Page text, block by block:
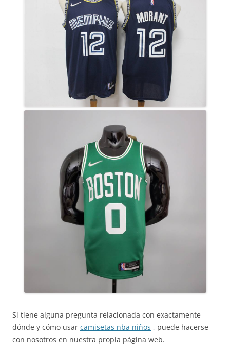
Si tiene alguna pregunta relacionada con exactamente
dónde y cómo usar camisetas nba niños , puede hacerse
con nosotros en nuestra propia página web.